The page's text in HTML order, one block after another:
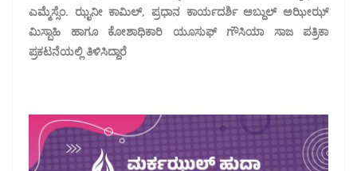
ಎಮ್ಮೆಸ್ಸೆಂ. ಝೖನೀ ಕಾಮಿಲ್, ಪ್ರಧಾನ ಕಾರ್ಯದರ್ಶಿ ಅಬ್ದುಲ್ ಅಝೀಝ್
ಮಿಸ್ಬಾಹಿ ಹಾಗೂ ಕೋಶಾಧಿಕಾರಿ ಯೂಸುಫ್ ಗೌಸಿಯಾ ಸಾಜ ಪತ್ರಿಕಾ
ಪ್ರಕಟನೆಯಲ್ಲಿ ತಿಳಿಸಿದ್ದಾರೆ